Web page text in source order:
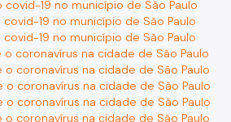
19 no município de São Paulo
19 no município de São Paulo
19 no município de São Paulo
coronavírus na cidade de São Paulo
coronavírus na cidade de São Paulo
coronavírus na cidade de São Paulo
coronavírus na cidade de São Paulo
coronavírus na cidade de São Paulo